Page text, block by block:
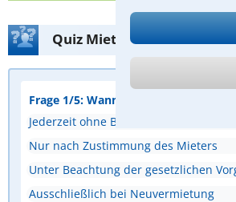
Quiz Mietrecht: Bist Du
Frage 1/5: Wann darf ein Vermieter
Jederzeit ohne Begründung
Nur nach Zustimmung des Mieters
Unter Beachtung der gesetzlichen
Ausschließlich bei Neuvermietung